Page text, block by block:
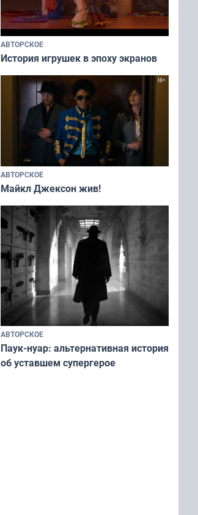
АВТОРСКОЕ
История игрушек в эпоху экранов
АВТОРСКОЕ
Майкл Джексон жив!
АВТОРСКОЕ
Паук-нуар: альтернативная история
об уставшем супергерое